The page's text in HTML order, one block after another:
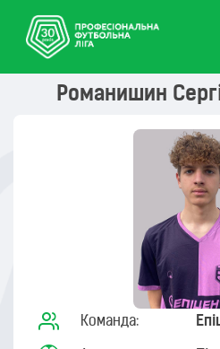
Романишин
Команда: